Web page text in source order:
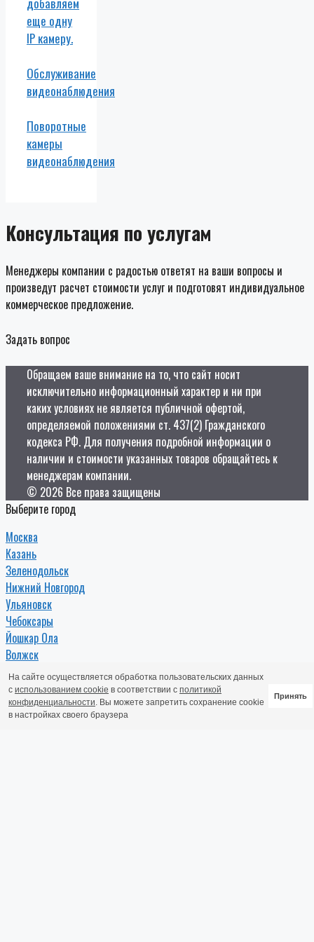
еще одну
IP камеру.
Обслуживание
видеонаблюдения
Поворотные
камеры
видеонаблюдения
Консультация по услугам
Менеджеры компании с радостью ответят на ваши вопросы и
произведут расчет стоимости услуг и подготовят индивидуальное
коммерческое предложение.
Задать вопрос
Обращаем ваше внимание на то, что сайт носит
исключительно информационный характер и ни при
каких условиях не является публичной офертой,
определяемой положениями ст. 437(2) Гражданского
кодекса РФ. Для получения подробной информации о
наличии и стоимости указанных товаров обращайтесь к
менеджерам компании.
© 2026 Все права защищены
Выберите город
Москва
Казань
Зеленодольск
Нижний Новгород
Ульяновск
Чебоксары
Йошкар Ола
Волжск
Набережные Челны
Нижнекамск
Отменить выбор
На сайте осуществляется обработка пользовательских данных
с использованием cookie в соответствии с политикой
конфиденциальности. Вы можете запретить сохранение cookie
в настройках своего браузера
Принять